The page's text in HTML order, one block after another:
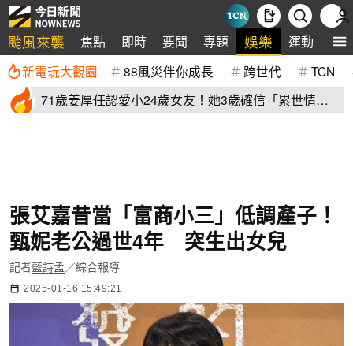
颱風來襲 焦點 即時 要聞 專題 娛樂 運動 全
新電玩大觀園 88風災伴你成長 跨世代 TCN
71歲姜厚任認愛小24歲女友！她3歲確信「累世情
張艾嘉昔當「富商小三」低調產子！
甄妮老公過世4年 突生出女兒
記者藍詩孟 ／綜合報導
2025-01-16 15:49:21